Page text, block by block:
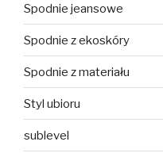
Spodnie jeansowe
Spodnie z ekoskóry
Spodnie z materiału
Styl ubioru
sublevel